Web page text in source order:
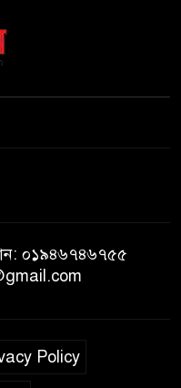
এসে মিলল পলিথিনে
মেলেনি মাথা ও
০১৯৪৬৭৪৬৭৫৫
Policy